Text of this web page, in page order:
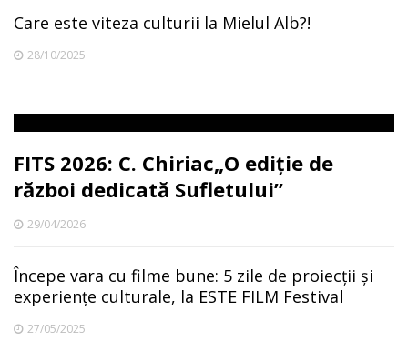
Care este viteza culturii la Mielul Alb?!
28/10/2025
FITS 2026: C. Chiriac„O ediție de
război dedicată Sufletului”
29/04/2026
Începe vara cu filme bune: 5 zile de proiecții și
experiențe culturale, la ESTE FILM Festival
27/05/2025